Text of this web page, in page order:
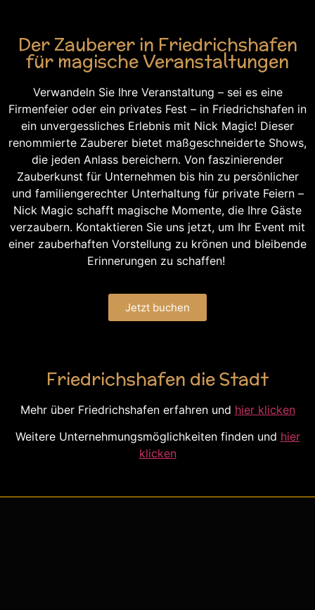
Der Zauberer in Friedrichshafen
für magische Veranstaltungen
Verwandeln Sie Ihre Veranstaltung – sei es eine
Firmenfeier oder ein privates Fest – in Friedrichshafen in
ein unvergessliches Erlebnis mit Nick Magic! Dieser
renommierte Zauberer bietet maßgeschneiderte Shows,
die jeden Anlass bereichern. Von faszinierender
Zauberkunst für Unternehmen bis hin zu persönlicher
und familiengerechter Unterhaltung für private Feiern –
Nick Magic schafft magische Momente, die Ihre Gäste
verzaubern. Kontaktieren Sie uns jetzt, um Ihr Event mit
einer zauberhaften Vorstellung zu krönen und bleibende
Erinnerungen zu schaffen!
Jetzt buchen
Friedrichshafen die Stadt
Mehr über Friedrichshafen erfahren und hier klicken
Weitere Unternehmungsmöglichkeiten finden und hier
klicken